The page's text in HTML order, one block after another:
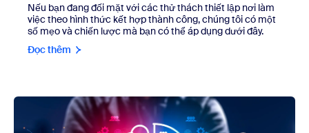
Nếu bạn đang đối mặt với các thử thách thiết lập nơi làm
việc theo hình thức kết hợp thành công, chúng tôi có một
số mẹo và chiến lược mà bạn có thể áp dụng dưới đây.
Đọc thêm